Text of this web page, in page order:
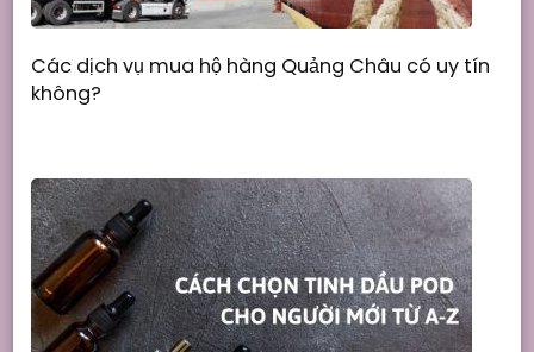
Các dịch vụ mua hộ hàng Quảng Châu có uy tín
không?